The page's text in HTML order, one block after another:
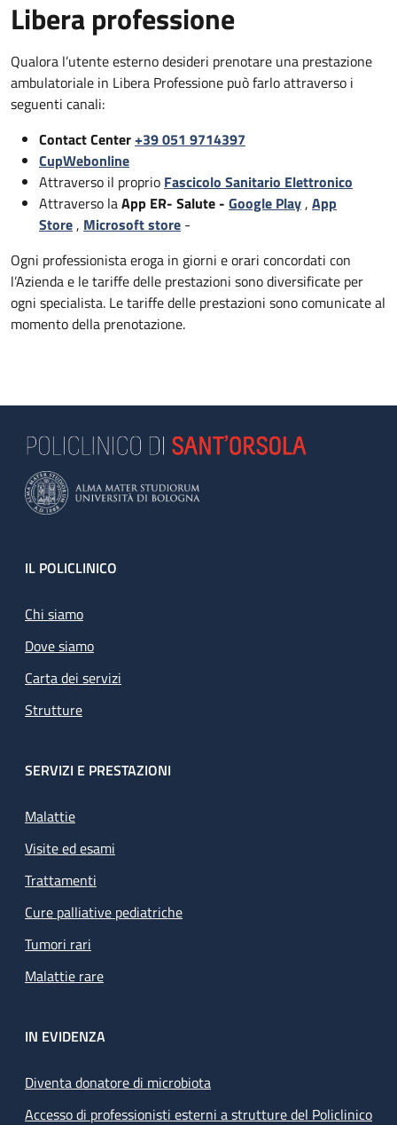
Libera professione
Qualora l’utente esterno desideri prenotare una prestazione
ambulatoriale in Libera Professione può farlo attraverso i
seguenti canali:
Contact Center+39 051 9714397
CupWebonline
Attraverso il proprio Fascicolo Sanitario Elettronico
Attraverso laApp ER- Salute - Google Play, App
Store, Microsoft store -
Ogni professionista eroga in giorni e orari concordati con
l’Azienda e le tariffe delle prestazioni sono diversificate per
ogni specialista. Le tariffe delle prestazioni sono comunicate al
momento della prenotazione.
Footer
IL POLICLINICO
Chi siamo
Dove siamo
Carta dei servizi
Strutture
SERVIZI E PRESTAZIONI
Malattie
Visite ed esami
Trattamenti
Cure palliative pediatriche
Tumori rari
Malattie rare
IN EVIDENZA
Diventa donatore di microbiota
Accesso di professionisti esterni a strutture del Policlinico